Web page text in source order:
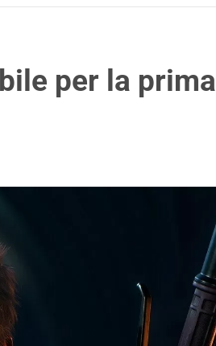
per la prima